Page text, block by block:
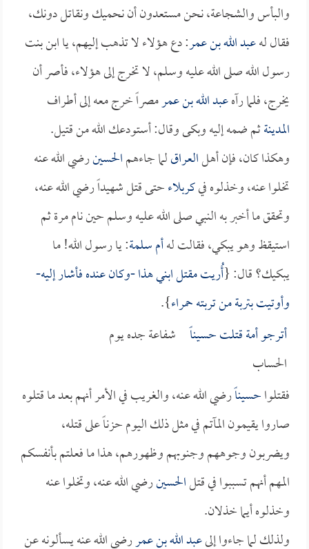
والبأس والشجاعة، نحن مستعدون أن نحميك ونقاتل دونك،
فقال لهعبد الله بن عمر: دع هؤلاء لا تذهب إليهم، يا ابن بنت
رسول الله صلى الله عليه وسلم، لا تخرج إلى هؤلاء، فأصر أن
يخرج، فلما رآهعبد الله بن عمرمصراً خرج معه إلى أطراف
المدينةثم ضمه إليه وبكى وقال: أستودعك الله من قتيل.
وهكذا كان، فإن أهلالعراقلما جاءهمالحسينرضي الله عنه
تخلوا عنه، وخذلوه فيكربلاءحتى قتل شهيداً رضي الله عنه،
وتحقق ما أخبر به النبي صلى الله عليه وسلم حين نام مرة ثم
استيقظ وهو يبكي، فقالت لهأم سلمة: يا رسول الله! ما
يبكيك؟ قال: {أُريت مقتل ابني هذا -وكان عنده فأشار إليه-
وأوتيت بتربة من تربته حمراء}.
أترجو أمة قتلتحسيناًشفاعة جده يوم
الحساب
فقتلواحسيناًرضي الله عنه، والغريب في الأمر أنهم بعد ما قتلوه
صاروا يقيمون المآتم في مثل ذلك اليوم حزناً على قتله،
ويضربون وجوههم وجنوبهم وظهورهم، هذا ما فعلتم بأنفسكم
المهم أنهم تسببوا في قتلالحسينرضي الله عنه، وتخلوا عنه
وخذلوه أيما خذلان.
ولذلك لما جاءوا إلىعبد الله بن عمررضي الله عنه يسألونه عن